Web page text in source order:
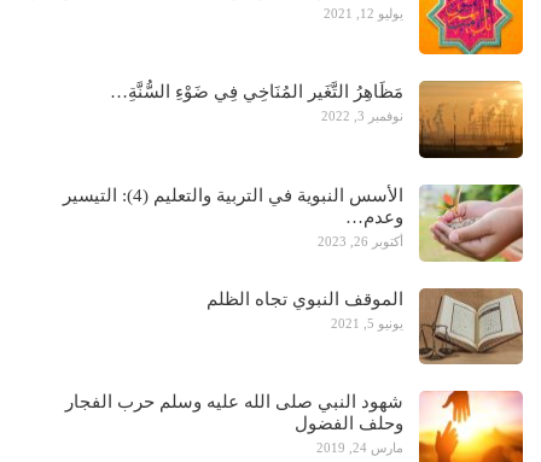
يوليو 12, 2021
مَظَاهِرُ التَّغَير المُنَاخِي فِي ضَوْءِ السُّنَّةِ…
نوفمبر 3, 2022
الأسس النبوية في التربية والتعليم (4): التيسير
وعدم…
أكتوبر 26, 2023
الموقف النبوي تجاه الظلم
يونيو 5, 2021
شهود النبي صلى الله عليه وسلم حرب الفجار
وحلف الفضول
مارس 24, 2019